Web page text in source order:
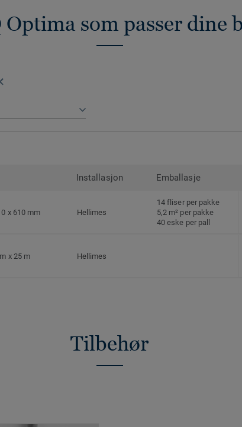
som passer dine
Installasjon Emballasje
x 610 mm Hellimes
14 fliser per pakke
5,2 m² per pakke
40 eske per pall
x 25 m Hellimes
Tilbehør